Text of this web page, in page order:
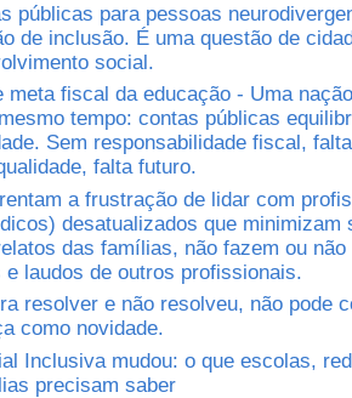
públicas para pessoas
de inclusão. É uma questão de
social.
meta fiscal da educação - Uma
tempo: contas públicas
Sem responsabilidade fiscal,
falta futuro.
a frustração de lidar com
desatualizados que minimizam
das famílias, não fazem ou
laudos de outros profissionais.
resolver e não resolveu, não pode
como novidade.
Inclusiva mudou: o que escolas,
precisam saber